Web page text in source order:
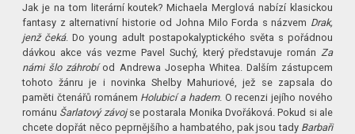
Jak je na tom literární koutek? Michaela Merglová nabízí klasickou
fantasy z alternativní historie od Johna Milo Forda s názvem Drak,
jenž čeká. Do young adult postapokalyptického světa s pořádnou
dávkou akce vás vezme Pavel Suchý, který představuje román Za
námi šlo záhrobíod Andrewa Josepha Whitea. Dalším zástupcem
tohoto žánru je i novinka Shelby Mahuriové, jež se zapsala do
paměti čtenářů románem Holubicí a hadem. O recenzi jejího nového
románu Šarlatový závojse postarala Monika Dvořáková. Pokud si ale
chcete dopřát něco peprnějšího a hambatého, pak jsou tady Barbaři